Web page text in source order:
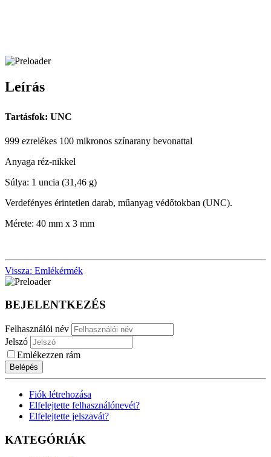
Leírás
Tartásfok: UNC
999 ezrelékes 100 mikronos színarany bevonattal
Anyaga réz-nikkel
Súlya: 1 uncia (31,46 g)
Verdefényes érintetlen darab, műanyag védőtokban (UNC).
Mérete: 40 mm x 3 mm
Vissza: Emlékérmék
BEJELENTKEZÉS
Felhasználói név
Jelszó
Emlékezzen rám
Belépés
Fiók létrehozása
Elfelejtette felhasználónevét?
Elfelejtette jelszavát?
KATEGÓRIÁK